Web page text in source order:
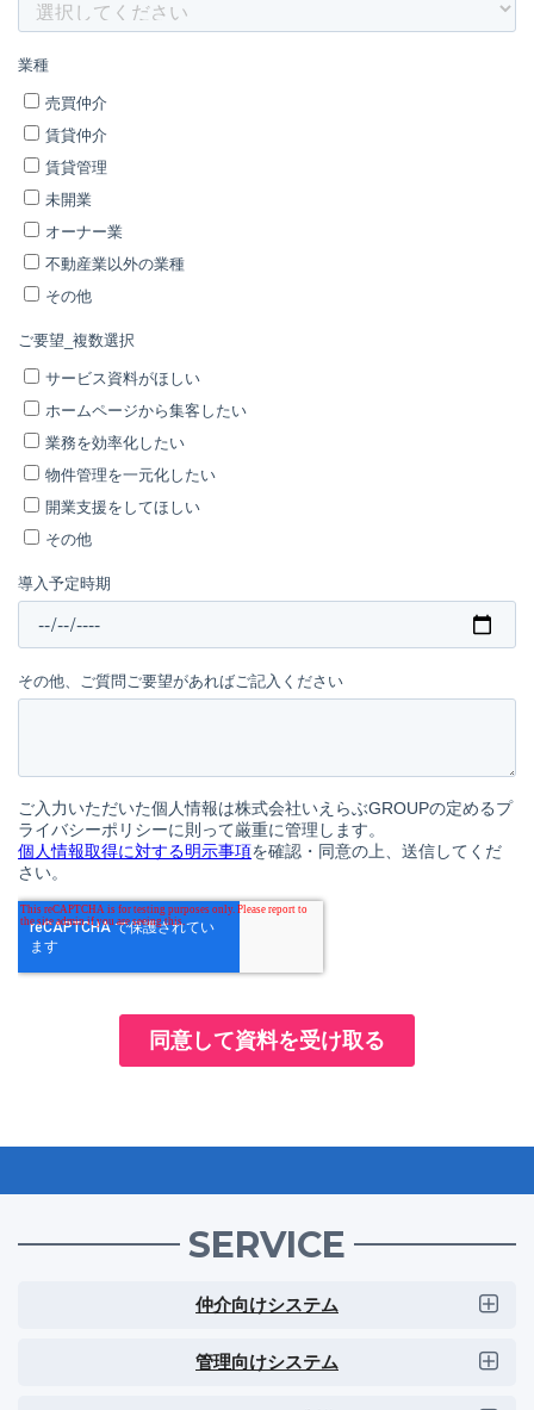
SERVICE
仲介向けシステム
管理向けシステム